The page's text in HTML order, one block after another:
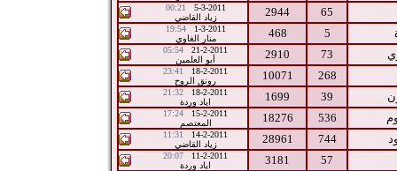
65
2944
5-3-2011
00:21
زياد القاضي
5
468
1-3-2011
19:54
منار الغاوي
73
2910
21-2-2011
05:54
أبو العلمين
268
10071
18-2-2011
23:41
رونق الروح
39
1699
18-2-2011
21:32
اياد وردة
536
18276
15-2-2011
17:24
المعتصم
744
28961
14-2-2011
11:31
زياد القاضي
57
3181
11-2-2011
20:07
اياد وردة